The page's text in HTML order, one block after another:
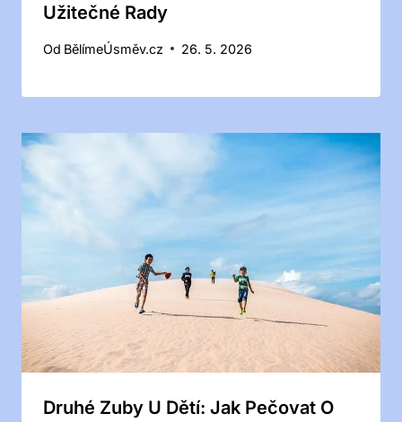
Užitečné Rady
Od BělímeÚsměv.cz 26. 5. 2026
Druhé Zuby U Dětí: Jak Pečovat O